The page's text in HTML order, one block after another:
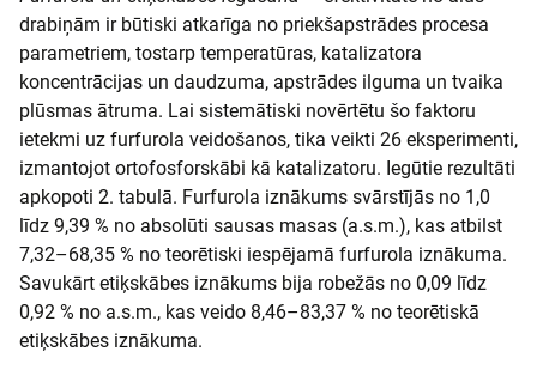
drabiņām ir būtiski atkarīga no priekšapstrādes procesa
parametriem, tostarp temperatūras, katalizatora
koncentrācijas un daudzuma, apstrādes ilguma un tvaika
plūsmas ātruma. Lai sistemātiski novērtētu šo faktoru
ietekmi uz furfurola veidošanos, tika veikti 26 eksperimenti,
izmantojot ortofosforskābi kā katalizatoru. Iegūtie rezultāti
apkopoti 2. tabulā. Furfurola iznākums svārstījās no 1,0
līdz 9,39 % no absolūti sausas masas (a.s.m.), kas atbilst
7,32–68,35 % no teorētiski iespējamā furfurola iznākuma.
Savukārt etiķskābes iznākums bija robežās no 0,09 līdz
0,92 % no a.s.m., kas veido 8,46–83,37 % no teorētiskā
etiķskābes iznākuma.